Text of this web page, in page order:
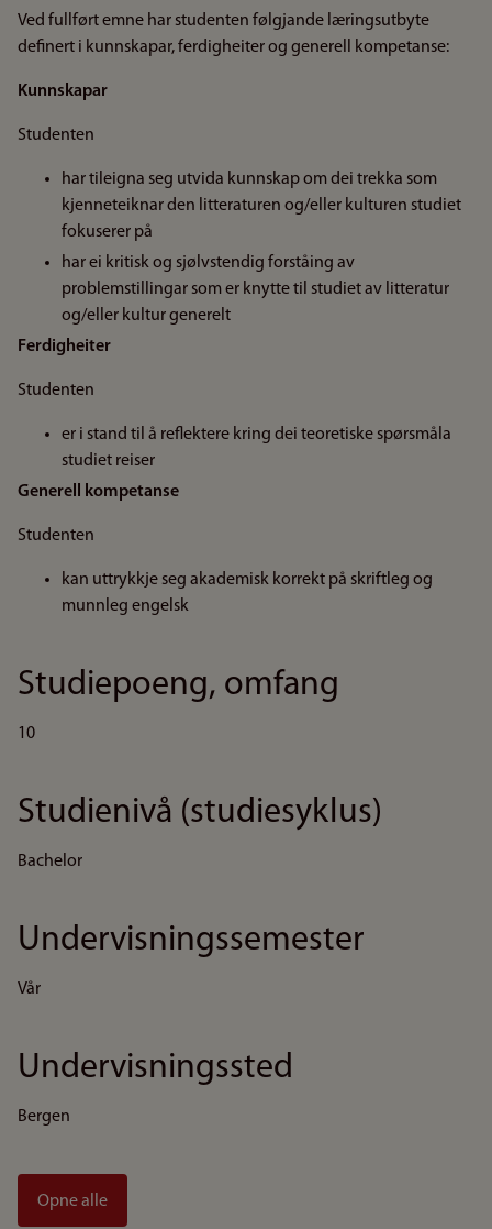
Ved fullført emne har studenten følgjande læringsutbyte
definert i kunnskapar, ferdigheiter og generell kompetanse:
Kunnskapar
Studenten
har tileigna seg utvida kunnskap om dei trekka som
kjenneteiknar den litteraturen og/eller kulturen studiet
fokuserer på
har ei kritisk og sjølvstendig forståing av
problemstillingar som er knytte til studiet av litteratur
og/eller kultur generelt
Ferdigheiter
Studenten
er i stand til å reflektere kring dei teoretiske spørsmåla
studiet reiser
Generell kompetanse
Studenten
kan uttrykkje seg akademisk korrekt på skriftleg og
munnleg engelsk
Studiepoeng, omfang
10
Studienivå (studiesyklus)
Bachelor
Undervisningssemester
Vår
Undervisningssted
Bergen
Opne alle